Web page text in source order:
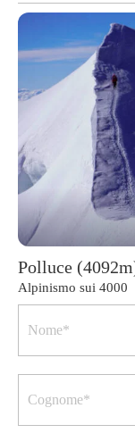
Polluce
Alpinismo sui 4000